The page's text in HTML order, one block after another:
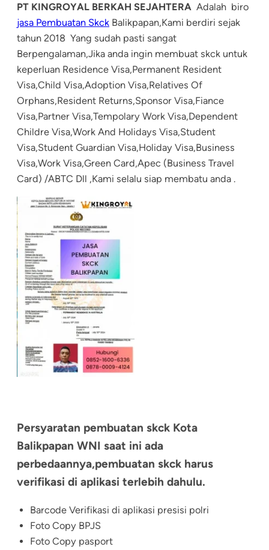
PT KINGROYAL BERKAH SEJAHTERA Adalah biro
jasa Pembuatan Skck Balikpapan,Kami berdiri sejak
tahun 2018 Yang sudah pasti sangat
Berpengalaman,Jika anda ingin membuat skck untuk
keperluan Residence Visa,Permanent Resident
Visa,Child Visa,Adoption Visa,Relatives Of
Orphans,Resident Returns,Sponsor Visa,Fiance
Visa,Partner Visa,Tempolary Work Visa,Dependent
Childre Visa,Work And Holidays Visa,Student
Visa,Student Guardian Visa,Holiday Visa,Business
Visa,Work Visa,Green Card,Apec (Business Travel
Card) /ABTC Dll ,Kami selalu siap membatu anda .
Persyaratan pembuatan skck Kota
Balikpapan WNI saat ini ada
perbedaannya,pembuatan skck harus
verifikasi di aplikasi terlebih dahulu.
Barcode Verifikasi di aplikasi presisi polri
Foto Copy BPJS
Foto Copy pasport